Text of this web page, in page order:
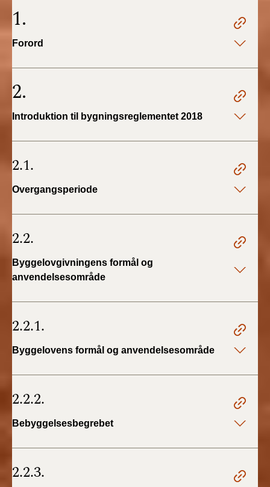
2020)
2019)
2018)
2018)
2010)
1.
Forord
2.
Introduktion til bygningsreglementet 2018
2.1.
Overgangsperiode
2.2.
Byggelovgivningens formål og
anvendelsesområde
2.2.1.
Byggelovens formål og anvendelsesområde
2.2.2.
Bebyggelsesbegrebet
2.2.3.